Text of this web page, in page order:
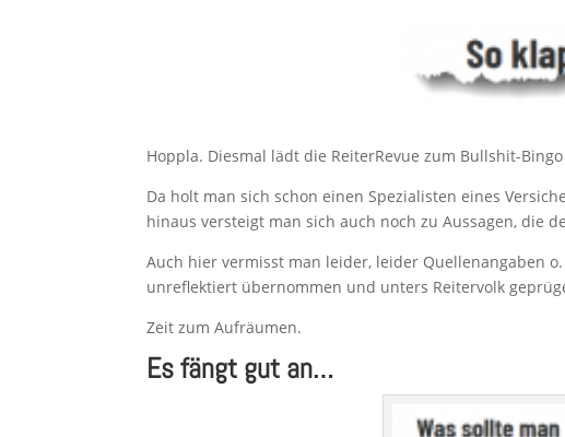
Hoppla. Diesmal lädt die ReiterRevue zum Bullshit-
Da holt man sich schon einen Spezialisten eines
hinaus versteigt man sich auch noch zu Aussagen, die
Auch hier vermisst man leider, leider Quellenangaben
unreflektiert übernommen und unters Reitervolk
Zeit zum Aufräumen.
Es fängt gut an…